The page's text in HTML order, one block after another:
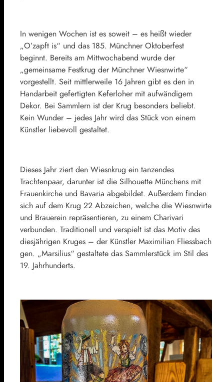
In wenigen Wochen ist es soweit – es heißt wieder
„O’zapft is“ und das 185. Münchner Oktoberfest
beginnt. Bereits am Mittwochabend wurde der
„gemeinsame Festkrug der Münchner Wiesnwirte“
vorgestellt. Seit mittlerweile 16 Jahren gibt es den in
Handarbeit gefertigten Keferloher mit aufwändigem
Dekor. Bei Sammlern ist der Krug besonders beliebt.
Kein Wunder – jedes Jahr wird das Stück von einem
Künstler liebevoll gestaltet.
Dieses Jahr ziert den Wiesnkrug ein tanzendes
Trachtenpaar, darunter ist die Silhouette Münchens mit
Frauenkirche und Bavaria abgebildet. Außerdem finden
sich auf dem Krug 22 Abzeichen, welche die Wiesnwirte
und Brauerein repräsentieren, zu einem Charivari
verbunden. Traditionell und verspielt ist das Motiv des
diesjährigen Kruges – der Künstler Maximilian Fliessbach
gen. „Marsilius“ gestaltete das Sammlerstück im Stil des
19. Jahrhunderts.